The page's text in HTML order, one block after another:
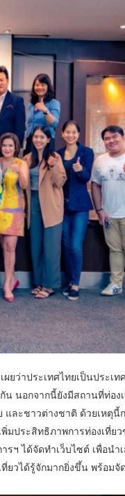
ผยว่าประเทศไทยเป็นประเ
นอกจากนี้ยังมีสถานที่ท่อง
และชาวต่างชาติ ด้วยเหตุนี้
มประสิทธิภาพการท่องเที่ยว
รฯ ได้จัดทำเว็บไซต์ เพื่อนำ
ยวได้รู้จักมากยิ่งขึ้น พร้อมจั